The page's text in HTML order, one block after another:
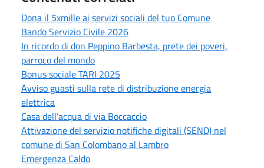
Dona il 5xmille ai servizi sociali del tuo Comune
Bando Servizio Civile 2026
In ricordo di don Peppino Barbesta, prete dei poveri,
parroco del mondo
Bonus sociale TARI 2025
Avviso guasti sulla rete di distribuzione energia
elettrica
Casa dell’acqua di via Boccaccio
Attivazione del servizio notifiche digitali (SEND) nel
comune di San Colombano al Lambro
Emergenza Caldo